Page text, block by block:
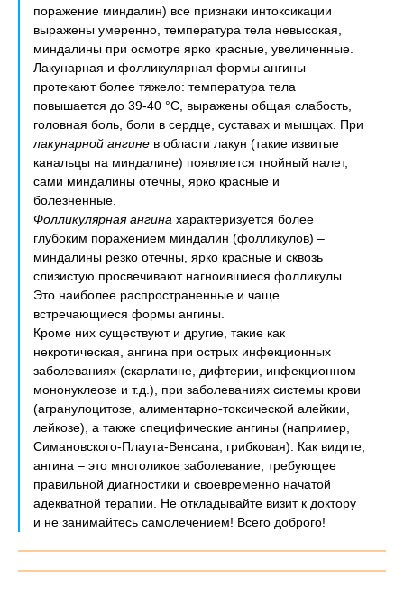
поражение миндалин) все признаки интоксикации
выражены умеренно, температура тела невысокая,
миндалины при осмотре ярко красные, увеличенные.
Лакунарная и фолликулярная формы ангины
протекают более тяжело: температура тела
повышается до 39-40 °С, выражены общая слабость,
головная боль, боли в сердце, суставах и мышцах. При
лакунарной ангине в области лакун (такие извитые
канальцы на миндалине) появляется гнойный налет,
сами миндалины отечны, ярко красные и
болезненные.
Фолликулярная ангина характеризуется более
глубоким поражением миндалин (фолликулов) –
миндалины резко отечны, ярко красные и сквозь
слизистую просвечивают нагноившиеся фолликулы.
Это наиболее распространенные и чаще
встречающиеся формы ангины.
Кроме них существуют и другие, такие как
некротическая, ангина при острых инфекционных
заболеваниях (скарлатине, дифтерии, инфекционном
мононуклеозе и т.д.), при заболеваниях системы крови
(агранулоцитозе, алиментарно-токсической алейкии,
лейкозе), а также специфические ангины (например,
Симановского-Плаута-Венсана, грибковая). Как видите,
ангина – это многоликое заболевание, требующее
правильной диагностики и своевременно начатой
адекватной терапии. Не откладывайте визит к доктору
и не занимайтесь самолечением! Всего доброго!